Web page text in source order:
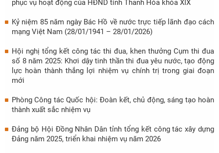
phục vụ hoạt động của HĐND tỉnh Thanh Hóa khóa XIX
Kỷ niệm 85 năm ngày Bác Hồ về nước trực tiếp lãnh đạo cách
mạng Việt Nam (28/01/1941 – 28/01/2026)
Hội nghị tổng kết công tác thi đua, khen thưởng Cụm thi đua
số 8 năm 2025: Khơi dậy tinh thần thi đua yêu nước, tạo động
lực hoàn thành thắng lợi nhiệm vụ chính trị trong giai đoạn
mới
Phòng Công tác Quốc hội: Đoàn kết, chủ động, sáng tạo hoàn
thành xuất sắc nhiệm vụ
Đảng bộ Hội Đồng Nhân Dân tỉnh tổng kết công tác xây dựng
Đảng năm 2025, triển khai nhiệm vụ năm 2026